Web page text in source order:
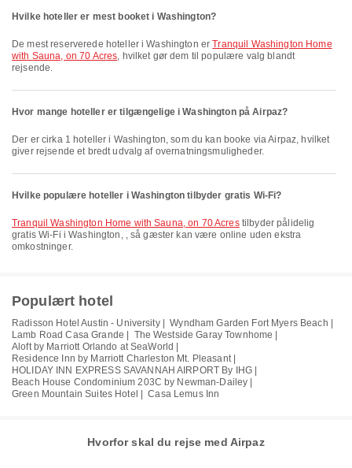
Hvilke hoteller er mest booket i Washington?
De mest reserverede hoteller i Washington erTranquil Washington Home
with Sauna, on 70 Acres, hvilket gør dem til populære valg blandt
rejsende.
Hvor mange hoteller er tilgængelige i Washington på Airpaz?
Der er cirka 1 hoteller i Washington, som du kan booke via Airpaz, hvilket
giver rejsende et bredt udvalg af overnatningsmuligheder.
Hvilke populære hoteller i Washington tilbyder gratis Wi-Fi?
Tranquil Washington Home with Sauna, on 70 Acrestilbyder pålidelig
gratis Wi-Fi i Washington, , så gæster kan være online uden ekstra
omkostninger.
Populært hotel
Radisson Hotel Austin - University |Wyndham Garden Fort Myers Beach |
Lamb Road Casa Grande | The Westside Garay Townhome |
Aloft by Marriott Orlando at SeaWorld |
Residence Inn by Marriott Charleston Mt. Pleasant |
HOLIDAY INN EXPRESS SAVANNAH AIRPORT By IHG |
Beach House Condominium 203C by Newman-Dailey |
Green Mountain Suites Hotel |Casa Lemus Inn
Hvorfor skal du rejse med Airpaz